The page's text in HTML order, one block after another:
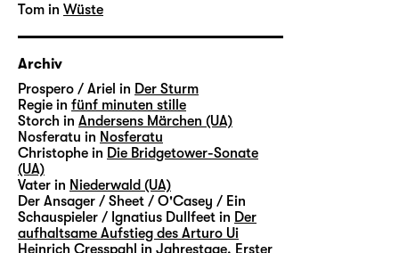
Tom in Wüste
Archiv
Prospero / Ariel in Der Sturm
Regie in fünf minuten stille
Storch in Andersens Märchen (UA)
Nosferatu in Nosferatu
Christophe in Die Bridgetower-Sonate
(UA)
Vater in Niederwald (UA)
Der Ansager / Sheet / O'Casey / Ein
Schauspieler / Ignatius Dullfeet in Der
aufhaltsame Aufstieg des Arturo Ui
Heinrich Cresspahl in Jahrestage. Erster